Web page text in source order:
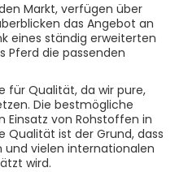
Markt, verfügen über
das Angebot an
eines ständig erweiterten
Pferd die passenden
für Qualität, da wir pure,
Die bestmögliche
Einsatz von Rohstoffen in
Qualität ist der Grund, dass
und vielen internationalen
wird.